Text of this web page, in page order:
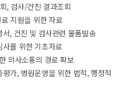
, 검사/건진 결과조회
지원을 위한 자료
, 건진 및 검사관련 물품발송
를 위한 기초자료
의사소통의 경로 확보
가, 병원운영을 위한 법적, 행정적